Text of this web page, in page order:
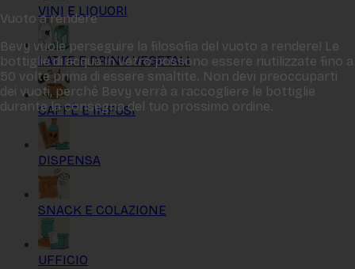
VINI E LIQUORI
LATTE E DRINK VEGETALI
CAFFÈ E INFUSI
DISPENSA
SNACK E COLAZIONE
UFFICIO
Vuoto a rendere
Bevy vuole perseguire la filosofia del vuoto a rendere! Le
bottiglie di acqua in vetro possono essere riutilizzate fino a
50 volte prima di essere smaltite. Non devi preoccuparti
dei vuoti, perché Bevy verrà a raccogliere le bottiglie
durante la consegna del tuo prossimo ordine.